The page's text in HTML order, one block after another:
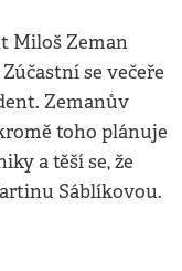
Miloš Zeman
se večeře
Zemanův
toho plánuje
a těší se, že
Sáblíkovou.